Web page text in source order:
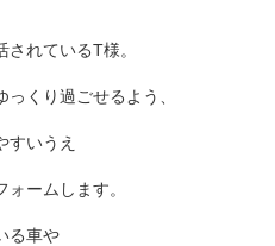
れているT様。
くり過ごせるよう、
すいうえ
ームします。
る車や